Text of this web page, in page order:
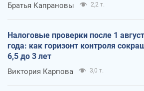
Братья Капрановы 2,2 т.
Налоговые проверки после 1
года: как горизонт контроля
6,5 до 3 лет
Виктория Карпова 3,0 т.